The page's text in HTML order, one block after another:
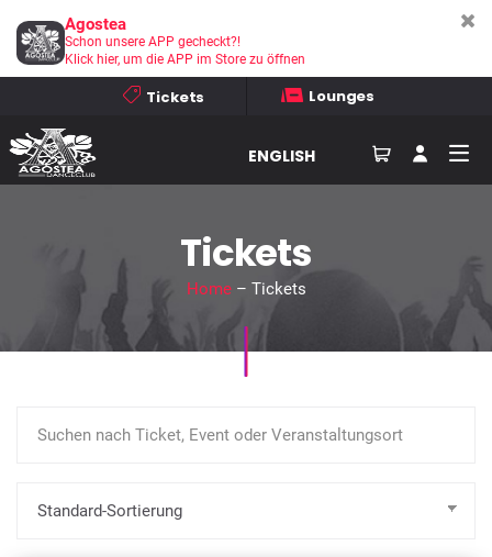
Tickets Lounges
ENGLISH
Tickets
Home– Tickets
Agostea
Schon unsere APP gecheckt?!
Klick hier, um die APP im Store zu öffnen